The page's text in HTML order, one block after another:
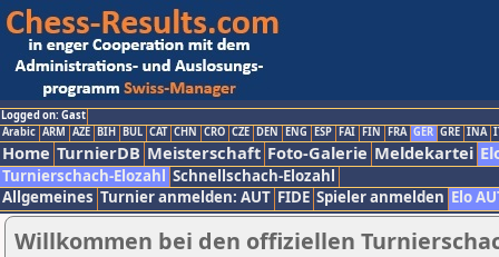
Logged on: Gast
Arabic ARM AZE BIH BUL CAT CHN CRO CZE DEN ENG ESP FAI FIN FRA GER GRE INA
Home TurnierDB Meisterschaft Foto-Galerie Meldekartei
Turnierschach-Elozahl Schnellschach-Elozahl
Allgemeines Turnier anmelden: AUT FIDE Spieler anmelden Elo
Willkommen bei den offiziellen